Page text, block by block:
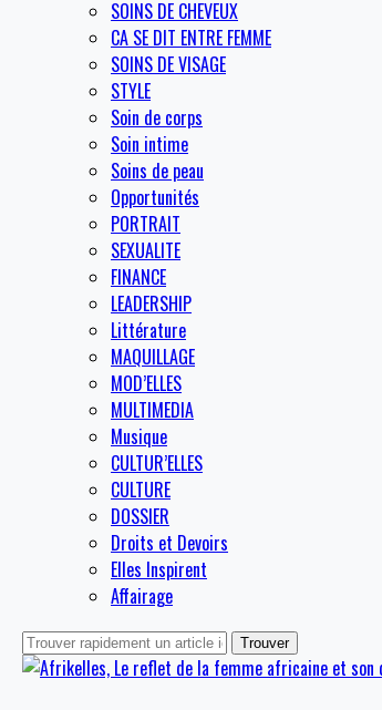
SOINS DE CHEVEUX
CA SE DIT ENTRE FEMME
SOINS DE VISAGE
STYLE
Soin de corps
Soin intime
Soins de peau
Opportunités
PORTRAIT
SEXUALITE
FINANCE
LEADERSHIP
Littérature
MAQUILLAGE
MOD’ELLES
MULTIMEDIA
Musique
CULTUR’ELLES
CULTURE
DOSSIER
Droits et Devoirs
Elles Inspirent
Affairage